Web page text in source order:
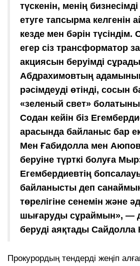
түскенін, менің
етуге тапсырма келгенін
кезде мен бәрін
егер сіз трансформатор
акциясын беруімді
Абдрахимовтың
рәсімдеуді өтінді, сосын
«зеленый свет»
Содан кейін біз
арасында байланыс бар
Мен Ғабидолла мен
беруіне түрткі болуға
Егембердиевтің
байланысты деп
төрелігіне сенемін және
шығаруды сұраймын», —
беруді аяқтады Сайдолла
Прокурордың тендерді жеңіп